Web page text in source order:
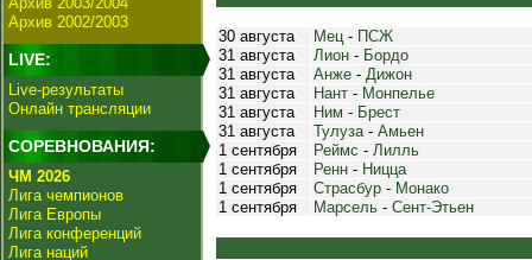
Архив 2002/2003
LIVE:
Live-результаты
Онлайн трансляции
СОРЕВНОВАНИЯ:
ЧМ 2026
Лига чемпионов
Лига Европы
Лига конференций
Лига наций
30 августа Мец- ПСЖ
31 августа
Лион - Бордо
31 августа
Анже - Дижон
31 августа
Нант - Монпелье
31 августа
Ним - Брест
31 августа
Тулуза- Амьен
1 сентября
Реймс - Лилль
1 сентября
Ренн - Ницца
1 сентября
Страсбур - Монако
1 сентября
Марсель - Сент-Этьен